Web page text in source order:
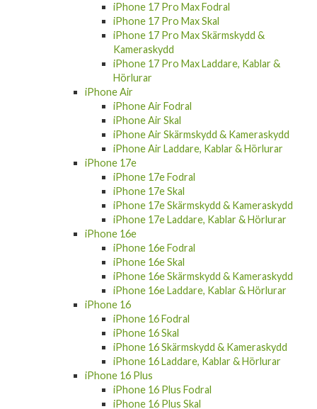
iPhone 17 Pro Max Skal
iPhone 17 Pro Max Skärmskydd &
Kameraskydd
iPhone 17 Pro Max Laddare, Kablar &
Hörlurar
iPhone Air
iPhone Air Fodral
iPhone Air Skal
iPhone Air Skärmskydd & Kameraskydd
iPhone Air Laddare, Kablar & Hörlurar
iPhone 17e
iPhone 17e Fodral
iPhone 17e Skal
iPhone 17e Skärmskydd & Kameraskydd
iPhone 17e Laddare, Kablar & Hörlurar
iPhone 16e
iPhone 16e Fodral
iPhone 16e Skal
iPhone 16e Skärmskydd & Kameraskydd
iPhone 16e Laddare, Kablar & Hörlurar
iPhone 16
iPhone 16 Fodral
iPhone 16 Skal
iPhone 16 Skärmskydd & Kameraskydd
iPhone 16 Laddare, Kablar & Hörlurar
iPhone 16 Plus
iPhone 16 Plus Fodral
iPhone 16 Plus Skal
iPhone 16 Plus Skärmskydd & Kameraskydd